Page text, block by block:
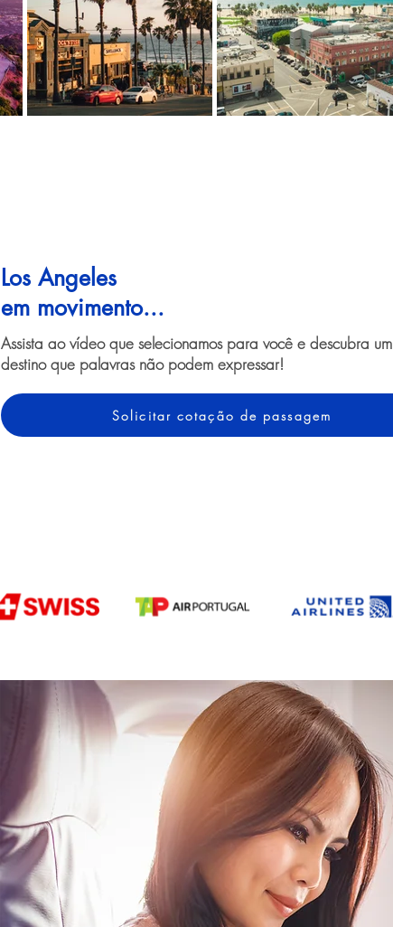
Los Angeles
em movimento...
Assista ao vídeo que selecionamos para você e descubra um
destino que palavras não podem expressar!
Solicitar cotação de passagem